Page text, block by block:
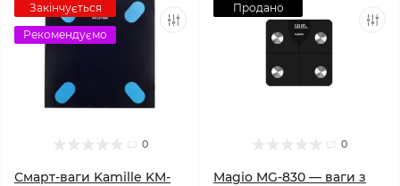
Закінчується
Рекомендуємо
0
Смарт-ваги Kamille KM-
Продано
0
Magio MG‑830 — ваги з